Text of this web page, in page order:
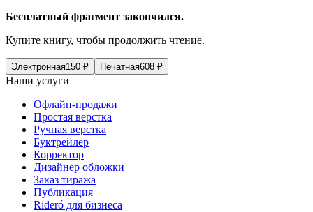
Бесплатный фрагмент закончился.
Купите книгу, чтобы продолжить чтение.
Электронная150 ₽ Печатная608 ₽
Наши услуги
Офлайн-продажи
Простая верстка
Ручная верстка
Буктрейлер
Корректор
Дизайнер обложки
Заказ тиража
Публикация
Rideró для бизнеса